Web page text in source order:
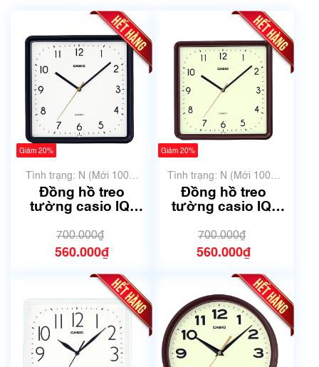
Giảm 20%
Tình trạng: N (Mới 100%
chưa qua sử dụng)
Đồng hồ treo
tường casio IQ-
25cm | Mã số 6016A
700.000₫
560.000₫
Giảm 20%
Tình trạng: N (Mới 100%
chưa qua sử dụng)
Đồng hồ treo
tường casio IQ-
25x25cm | Mã số
6026
700.000₫
560.000₫